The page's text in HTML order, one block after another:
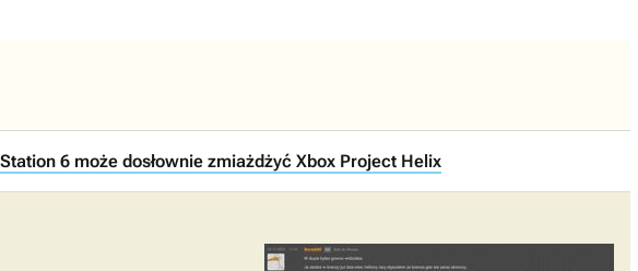
6 może dosłownie zmiażdżyć Xbox Project Helix